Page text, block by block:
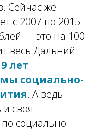
Сейчас же
с 2007 по 2015
— это на 100
весь Дальний
9 лет
социально-
. А ведь
и своя
социально-